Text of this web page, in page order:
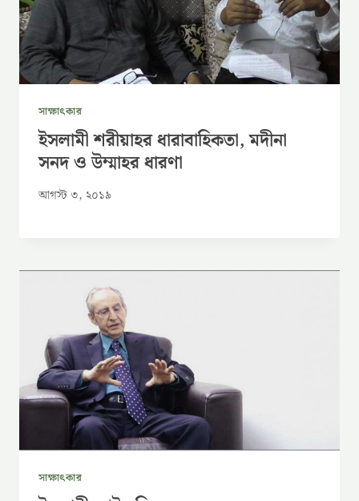
সাক্ষাৎকার
ইসলামী শরীয়াহর ধারাবাহিকতা, মদীনা
সনদ ও উম্মাহর ধারণা
আগস্ট ৩, ২০১৯
সাক্ষাৎকার